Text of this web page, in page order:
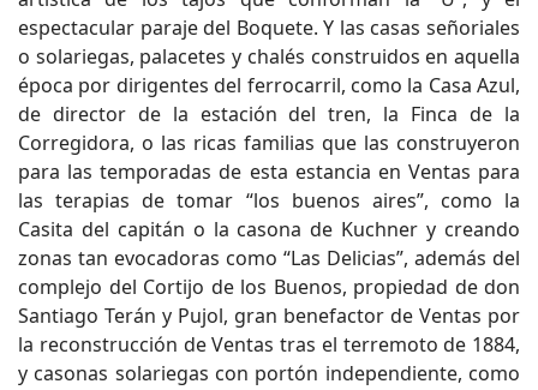
espectacular paraje del Boquete. Y las casas señoriales
o solariegas, palacetes y chalés construidos en aquella
época por dirigentes del ferrocarril, como la Casa Azul,
de director de la estación del tren, la Finca de la
Corregidora, o las ricas familias que las construyeron
para las temporadas de esta estancia en Ventas para
las terapias de tomar “los buenos aires”, como la
Casita del capitán o la casona de Kuchner y creando
zonas tan evocadoras como “Las Delicias”, además del
complejo del Cortijo de los Buenos, propiedad de don
Santiago Terán y Pujol, gran benefactor de Ventas por
la reconstrucción de Ventas tras el terremoto de 1884,
y casonas solariegas con portón independiente, como